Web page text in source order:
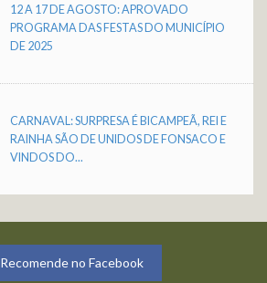
12 A 17 DE AGOSTO: APROVADO
PROGRAMA DAS FESTAS DO MUNICÍPIO
DE 2025
CARNAVAL: SURPRESA É BICAMPEÃ, REI E
RAINHA SÃO DE UNIDOS DE FONSACO E
VINDOS DO...
Recomende no Facebook